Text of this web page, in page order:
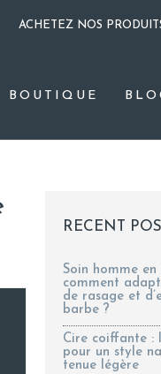
ACHETEZ NOS
BOUTIQUE
RECENT
Soin homme en
comment
de rasage et
barbe ?
Cire coiffante :
pour un style
tenue légère